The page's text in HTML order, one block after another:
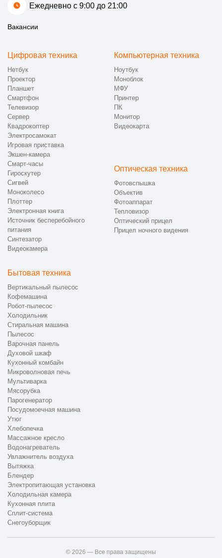
Ежедневно с 9:00 до 21:00
Вакансии
Цифровая техника
Нетбук
Проектор
Планшет
Смартфон
Телевизор
Сервер
Квадрокоптер
Электросамокат
Игровая приставка
Экшен-камера
Смарт-часы
Гироскутер
Сигвей
Моноколесо
Плоттер
Электронная книга
Источник бесперебойного
питания
Синтезатор
Видеокамера
Компьютерная техника
Ноутбук
Моноблок
МФУ
Принтер
ПК
Монитор
Видеокарта
Оптическая техника
Фотовспышка
Объектив
Фотоаппарат
Тепловизор
Оптический прицел
Прицел ночного видения
Бытовая техника
Вертикальный пылесос
Кофемашина
Робот-пылесос
Холодильник
Стиральная машина
Пылесос
Варочная панель
Духовой шкаф
Кухонный комбайн
Микроволновая печь
Мультиварка
Мясорубка
Парогенератор
Посудомоечная машина
Утюг
Хлебопечка
Массажное кресло
Водонагреватель
Увлажнитель воздуха
Вытяжка
Блендер
Электропитающая установка
Холодильная камера
Кухонная плита
Сплит-система
Снегоуборщик
© 2026 — Все права защищены